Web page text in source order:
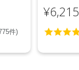
カリ＞ 5L
¥6,215